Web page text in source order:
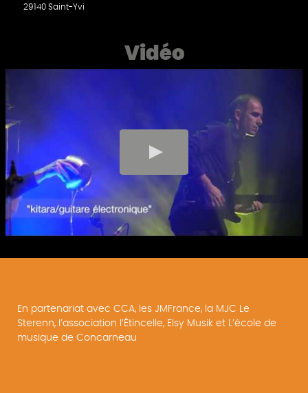
29140 Saint-Yvi
Vidéo
En partenariat avec CCA, les JMFrance, la MJC Le
Sterenn, l’association l’Étincelle, Elsy Musik et L’école de
musique de Concarneau